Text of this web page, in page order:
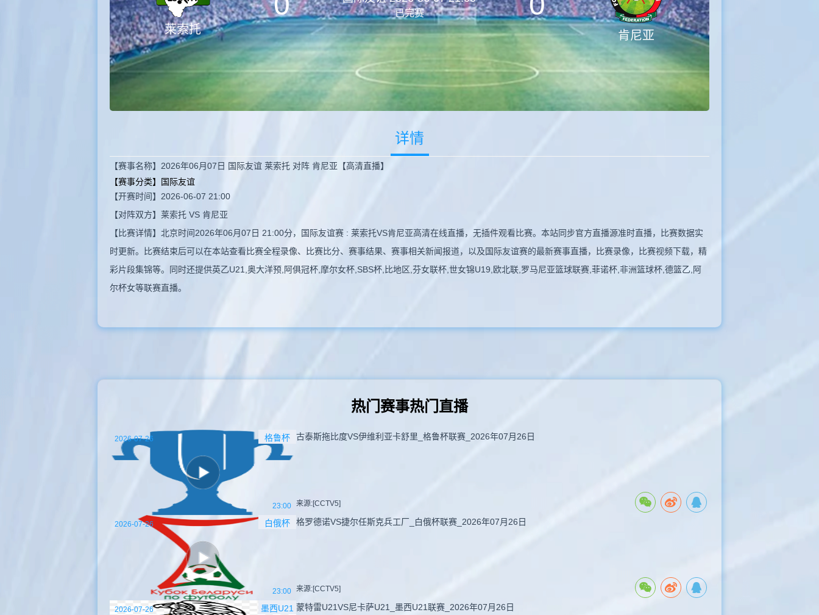
莱索托
已完赛
肯尼亚
详情
【赛事名称】2026年06月07日 国际友谊 莱索托 对阵 肯尼亚【高清直播】
【赛事分类】
国际友谊
【开赛时间】2026-06-07 21:00
【对阵双方】莱索托 VS 肯尼亚
【比赛详情】北京时间2026年06月07日 21:00分，国际友谊赛 : 莱索托VS肯尼亚高清在线直播，无插件观看比赛。本站同步官方直播源准时直播，比赛数据实
时更新。比赛结束后可以在本站查看比赛全程录像、比赛比分、赛事结果、赛事相关新闻报道，以及国际友谊赛的最新赛事直播，比赛录像，比赛视频下载，精
彩片段集锦等。同时还提供英乙U21,奥大洋预,阿俱冠杯,摩尔女杯,SBS杯,比地区,芬女联杯,世女锦U19,欧北联,罗马尼亚篮球联赛,菲诺杯,非洲篮球杯,德篮乙,阿
尔杯女等联赛直播。
热门赛事热门直播
格鲁杯
23:00
2026-07-26 古泰斯拖比度VS伊维利亚卡舒里_格鲁杯联赛_2026年07月26日
来源:[CCTV5]
白俄杯
23:00
2026-07-26 格罗德诺VS捷尔任斯克兵工厂_白俄杯联赛_2026年07月26日
来源:[CCTV5]
墨西U21
2026-07-26 蒙特雷U21VS尼卡萨U21_墨西U21联赛_2026年07月26日